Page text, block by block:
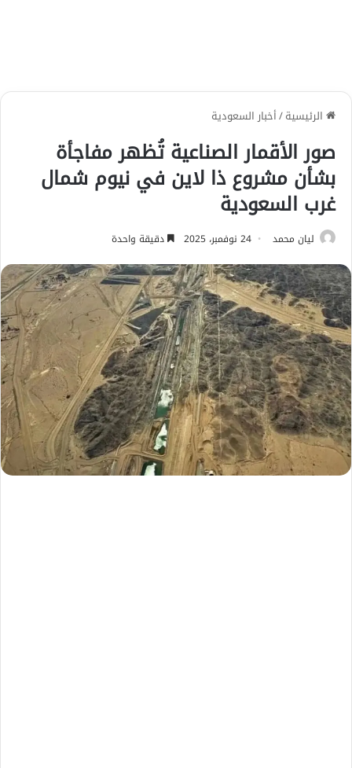
الرئيسية/أخبار السعودية
صور الأقمار الصناعية تُظهر مفاجأة
بشأن مشروع ذا لاين في نيوم شمال
غرب السعودية
ليان محمد 24 نوفمبر، 2025 دقيقة واحدة